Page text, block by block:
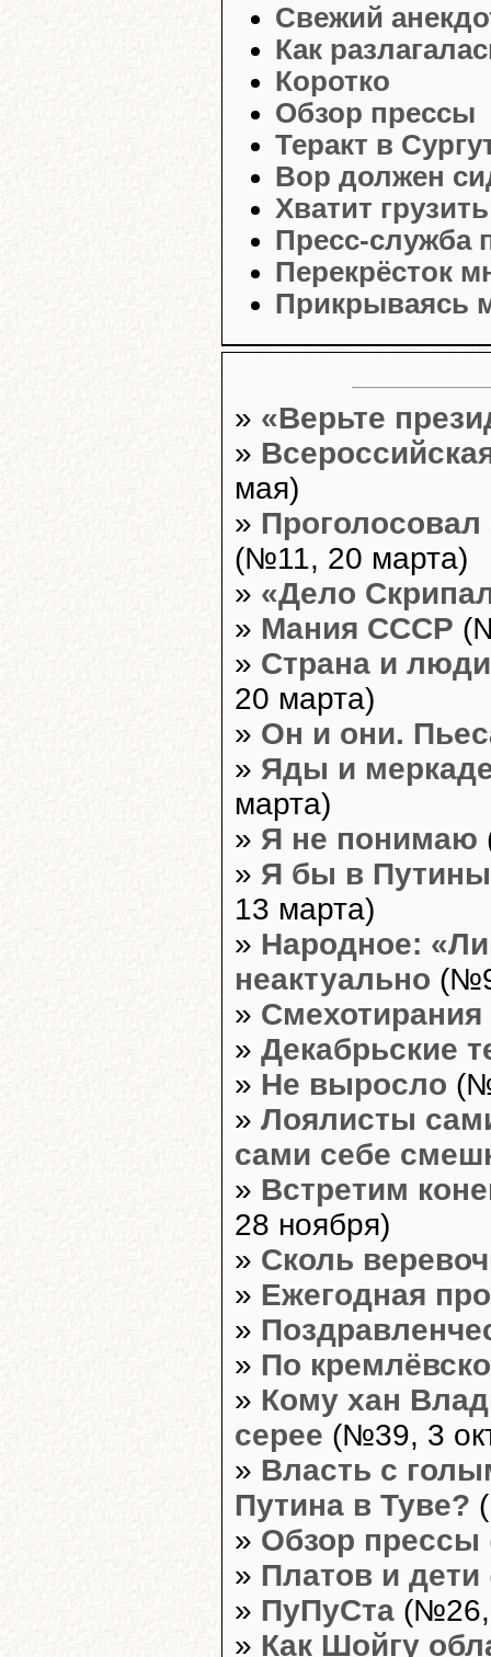
Свежий
Как
Коротко
Обзор прессы
Теракт в
Вор должен
Хватит
Пресс-служба
Перекрёсток
Прикрываясь
» «Верьте
»
мая)
» Проголосовал
(№11, 20 марта)
» «Дело
» Мания СССР
» Страна и
20 марта)
» Он и они.
» Яды и
марта)
» Я не понимаю
» Я бы в Путины
13 марта)
» Народное:
неактуально
» Смехотирания
» Декабрьские
» Не выросло
» Лоялисты
сами себе
» Встретим
28 ноября)
» Сколь
» Ежегодная
»
» По
» Кому хан
серее (№39, 3
» Власть с
Путина в Туве?
» Обзор прессы
» Платов и дети
» ПуПуСта (№26,
» Как Шойгу